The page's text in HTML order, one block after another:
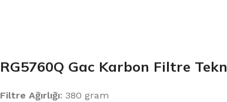
RG5760Q Gac Karbon Filtre
Filtre Ağırlığı: 380 gram